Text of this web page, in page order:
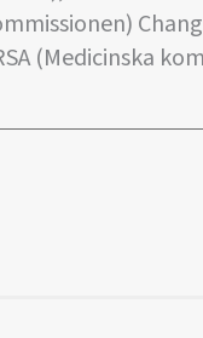
(Medicinska